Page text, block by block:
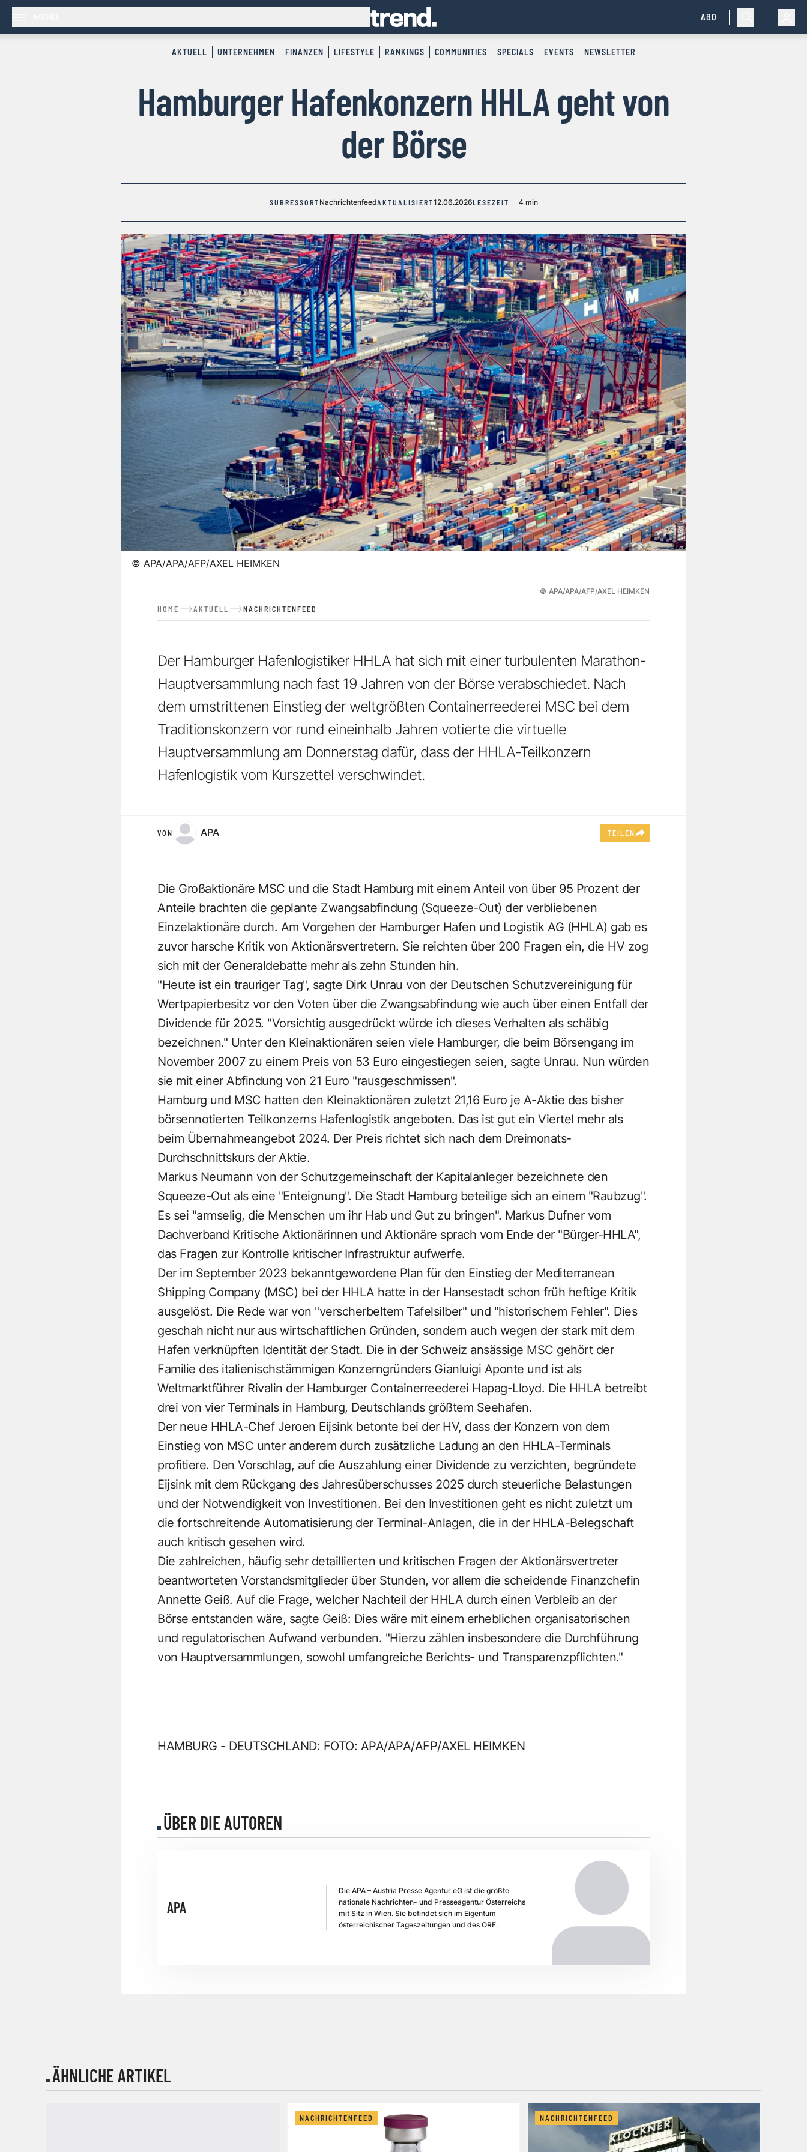
ABO
AKTUELL UNTERNEHMEN FINANZEN LIFESTYLE RANKINGS COMMUNITIES SPECIALS EVENTS NEWSLETTER
Hamburger Hafenkonzern HHLA geht von
der Börse
SUBRESSORT NachrichtenfeedAKTUALISIERT12.06.2026LESEZEIT 4 min
© APA/APA/AFP/AXEL HEIMKEN
© APA/APA/AFP/AXEL HEIMKEN
HOME AKTUELL NACHRICHTENFEED
Der Hamburger Hafenlogistiker HHLA hat sich mit einer turbulenten Marathon-
Hauptversammlung nach fast 19 Jahren von der Börse verabschiedet. Nach
dem umstrittenen Einstieg der weltgrößten Containerreederei MSC bei dem
Traditionskonzern vor rund eineinhalb Jahren votierte die virtuelle
Hauptversammlung am Donnerstag dafür, dass der HHLA-Teilkonzern
Hafenlogistik vom Kurszettel verschwindet.
VON APA TEILEN
Die Großaktionäre MSC und die Stadt Hamburg mit einem Anteil von über 95 Prozent der
Anteile brachten die geplante Zwangsabfindung (Squeeze-Out) der verbliebenen
Einzelaktionäre durch. Am Vorgehen der Hamburger Hafen und Logistik AG (HHLA) gab es
zuvor harsche Kritik von Aktionärsvertretern. Sie reichten über 200 Fragen ein, die HV zog
sich mit der Generaldebatte mehr als zehn Stunden hin.
"Heute ist ein trauriger Tag", sagte Dirk Unrau von der Deutschen Schutzvereinigung für
Wertpapierbesitz vor den Voten über die Zwangsabfindung wie auch über einen Entfall der
Dividende für 2025. "Vorsichtig ausgedrückt würde ich dieses Verhalten als schäbig
bezeichnen." Unter den Kleinaktionären seien viele Hamburger, die beim Börsengang im
November 2007 zu einem Preis von 53 Euro eingestiegen seien, sagte Unrau. Nun würden
sie mit einer Abfindung von 21 Euro "rausgeschmissen".
Hamburg und MSC hatten den Kleinaktionären zuletzt 21,16 Euro je A-Aktie des bisher
börsennotierten Teilkonzerns Hafenlogistik angeboten. Das ist gut ein Viertel mehr als
beim Übernahmeangebot 2024. Der Preis richtet sich nach dem Dreimonats-
Durchschnittskurs der Aktie.
Markus Neumann von der Schutzgemeinschaft der Kapitalanleger bezeichnete den
Squeeze-Out als eine "Enteignung". Die Stadt Hamburg beteilige sich an einem "Raubzug".
Es sei "armselig, die Menschen um ihr Hab und Gut zu bringen". Markus Dufner vom
Dachverband Kritische Aktionärinnen und Aktionäre sprach vom Ende der "Bürger-HHLA",
das Fragen zur Kontrolle kritischer Infrastruktur aufwerfe.
Der im September 2023 bekanntgewordene Plan für den Einstieg der Mediterranean
Shipping Company (MSC) bei der HHLA hatte in der Hansestadt schon früh heftige Kritik
ausgelöst. Die Rede war von "verscherbeltem Tafelsilber" und "historischem Fehler". Dies
geschah nicht nur aus wirtschaftlichen Gründen, sondern auch wegen der stark mit dem
Hafen verknüpften Identität der Stadt. Die in der Schweiz ansässige MSC gehört der
Familie des italienischstämmigen Konzerngründers Gianluigi Aponte und ist als
Weltmarktführer Rivalin der Hamburger Containerreederei Hapag-Lloyd. Die HHLA betreibt
drei von vier Terminals in Hamburg, Deutschlands größtem Seehafen.
Der neue HHLA-Chef Jeroen Eijsink betonte bei der HV, dass der Konzern von dem
Einstieg von MSC unter anderem durch zusätzliche Ladung an den HHLA-Terminals
profitiere. Den Vorschlag, auf die Auszahlung einer Dividende zu verzichten, begründete
Eijsink mit dem Rückgang des Jahresüberschusses 2025 durch steuerliche Belastungen
und der Notwendigkeit von Investitionen. Bei den Investitionen geht es nicht zuletzt um
die fortschreitende Automatisierung der Terminal-Anlagen, die in der HHLA-Belegschaft
auch kritisch gesehen wird.
Die zahlreichen, häufig sehr detaillierten und kritischen Fragen der Aktionärsvertreter
beantworteten Vorstandsmitglieder über Stunden, vor allem die scheidende Finanzchefin
Annette Geiß. Auf die Frage, welcher Nachteil der HHLA durch einen Verbleib an der
Börse entstanden wäre, sagte Geiß: Dies wäre mit einem erheblichen organisatorischen
und regulatorischen Aufwand verbunden. "Hierzu zählen insbesondere die Durchführung
von Hauptversammlungen, sowohl umfangreiche Berichts- und Transparenzpflichten."
HAMBURG - DEUTSCHLAND: FOTO: APA/APA/AFP/AXEL HEIMKEN
ÜBER DIE AUTOREN
APA
Die APA – Austria Presse Agentur eG ist die größte
nationale Nachrichten- und Presseagentur Österreichs
mit Sitz in Wien. Sie befindet sich im Eigentum
österreichischer Tageszeitungen und des ORF.
ÄHNLICHE ARTIKEL
NACHRICHTENFEED NACHRICHTENFEED